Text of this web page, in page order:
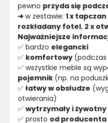
pewno przyda się
➔ w zestawie: 1 x
rozkładany fotel, 2 x
Najważniejsze
✅ bardzo elegancki
✅ komfortowy (podczas
✅ wszystkie meble są
pojemnik (np. na
✅ łatwy w obsłudze
otwierania)
✅ wytrzymały i żywotny
✅ prosto od producenta